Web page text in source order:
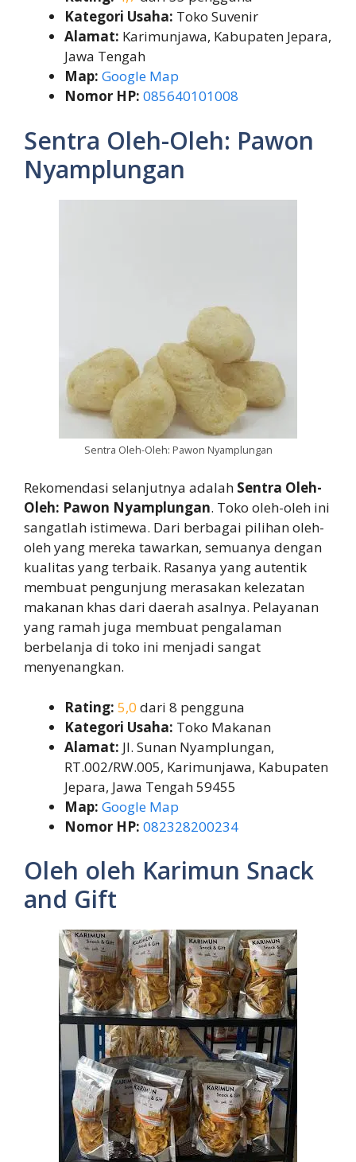
Kategori Usaha: Toko Suvenir
Alamat: Karimunjawa, Kabupaten Jepara,
Jawa Tengah
Map: Google Map
Nomor HP: 085640101008
Sentra Oleh-Oleh: Pawon
Nyamplungan
Sentra Oleh-Oleh: Pawon Nyamplungan
Rekomendasi selanjutnya adalah Sentra Oleh-
Oleh: Pawon Nyamplungan. Toko oleh-oleh ini
sangatlah istimewa. Dari berbagai pilihan oleh-
oleh yang mereka tawarkan, semuanya dengan
kualitas yang terbaik. Rasanya yang autentik
membuat pengunjung merasakan kelezatan
makanan khas dari daerah asalnya. Pelayanan
yang ramah juga membuat pengalaman
berbelanja di toko ini menjadi sangat
menyenangkan.
Rating: 5,0 dari 8 pengguna
Kategori Usaha: Toko Makanan
Alamat: Jl. Sunan Nyamplungan,
RT.002/RW.005, Karimunjawa, Kabupaten
Jepara, Jawa Tengah 59455
Map: Google Map
Nomor HP: 082328200234
Oleh oleh Karimun Snack
and Gift